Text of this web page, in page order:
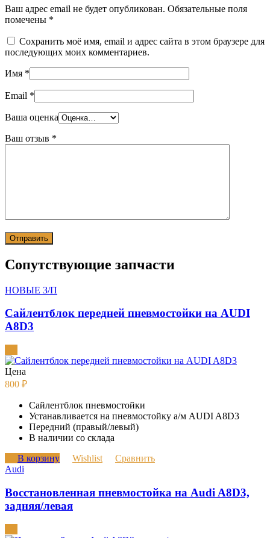
Ваш адрес email не будет опубликован. Обязательные поля
помечены *
Сохранить моё имя, email и адрес сайта в этом браузере для
последующих моих комментариев.
Имя *
Email *
Ваша оценка
Ваш отзыв *
Сопутствующие запчасти
НОВЫЕ З/П
Сайлентблок передней пневмостойки на AUDI
A8D3
Цена
800 ₽
Сайлентблок пневмостойки
Устанавливается на пневмостойку а/м AUDI A8D3
Передний (правый/левый)
В наличии со склада
В корзину
Wishlist
Сравнить
Audi
Восстановленная пневмостойка на Audi A8D3,
задняя/левая